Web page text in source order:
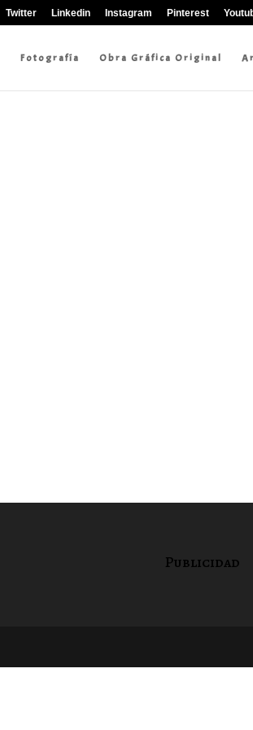
Twitter Linkedin Instagram Pinterest
Fotografía Obra Gráfica Original
Publicidad